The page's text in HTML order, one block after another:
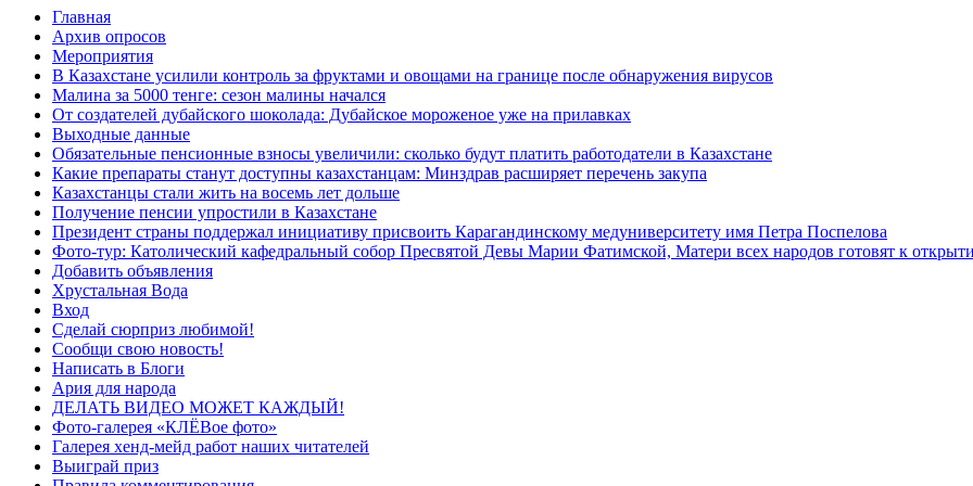
Главная
Архив опросов
Мероприятия
В Казахстане усилили контроль за фруктами и овощами на границе после обнаружения вирусов
Малина за 5000 тенге: сезон малины начался
От создателей дубайского шоколада: Дубайское мороженое уже на прилавках
Выходные данные
Обязательные пенсионные взносы увеличили: сколько будут платить работодатели в Казахстане
Какие препараты станут доступны казахстанцам: Минздрав расширяет перечень закупа
Казахстанцы стали жить на восемь лет дольше
Получение пенсии упростили в Казахстане
Президент страны поддержал инициативу присвоить Карагандинскому медуниверситету имя Петра Поспелова
Фото-тур: Католический кафедральный собор Пресвятой Девы Марии Фатимской, Матери всех народов готовят к
Добавить объявления
Хрустальная Вода
Вход
Сделай сюрприз любимой!
Сообщи свою новость!
Написать в Блоги
Ария для народа
ДЕЛАТЬ ВИДЕО МОЖЕТ КАЖДЫЙ!
Фото-галерея «КЛЁВое фото»
Галерея хенд-мейд работ наших читателей
Выиграй приз